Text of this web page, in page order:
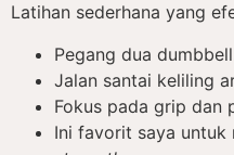
Latihan sederhana yang
Pegang dua
Jalan santai keliling
Fokus pada grip dan
Ini favorit saya untuk